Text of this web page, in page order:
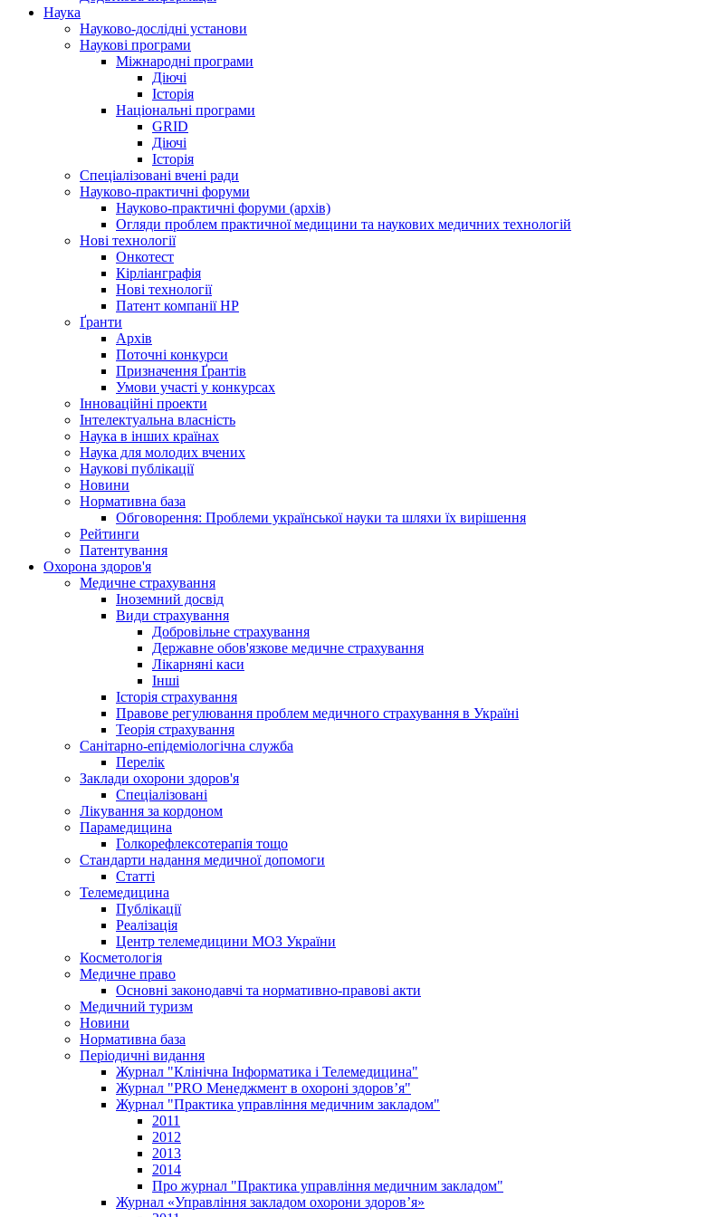
Наука
Науково-дослідні установи
Наукові програми
Міжнародні програми
Діючі
Історія
Національні програми
GRID
Діючі
Історія
Спеціалізовані вчені ради
Науково-практичні форуми
Науково-практичні форуми (архів)
Огляди проблем практичної медицини та наукових медичних технологій
Нові технології
Онкотест
Кірліанграфія
Нові технології
Патент компанії HP
Ґранти
Архів
Поточні конкурси
Призначення Ґрантів
Умови участі у конкурсах
Інноваційні проекти
Інтелектуальна власність
Наука в інших країнах
Наука для молодих вчених
Наукові публікації
Новини
Нормативна база
Обговорення: Проблеми української науки та шляхи їх вирішення
Рейтинги
Патентування
Охорона здоров'я
Медичне страхування
Іноземний досвід
Види страхування
Добровільне страхування
Державне обов'язкове медичне страхування
Лікарняні каси
Інші
Історія страхування
Правове регулювання проблем медичного страхування в Україні
Теорія страхування
Санітарно-епідеміологічна служба
Перелік
Заклади охорони здоров'я
Спеціалізовані
Лікування за кордоном
Парамедицина
Голкорефлексотерапія тощо
Стандарти надання медичної допомоги
Статті
Телемедицина
Публікації
Реалізація
Центр телемедицини МОЗ України
Косметологія
Медичне право
Основні законодавчі та нормативно-правові акти
Медичний туризм
Новини
Нормативна база
Періодичні видання
Журнал "Клінічна Інформатика і Телемедицина"
Журнал "PRO Менеджмент в охороні здоров’я"
Журнал "Практика управління медичним закладом"
2011
2012
2013
2014
Про журнал "Практика управління медичним закладом"
Журнал «Управління закладом охорони здоров’я»